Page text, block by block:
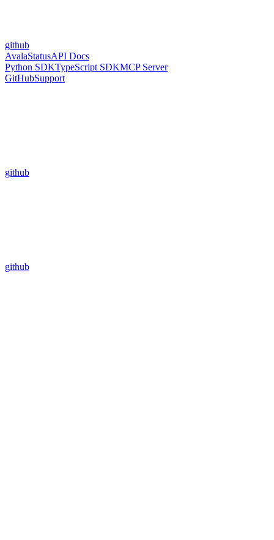
github
AvalaStatusAPI Docs
Python SDKTypeScript SDKMCP Server
GitHubSupport
github
github